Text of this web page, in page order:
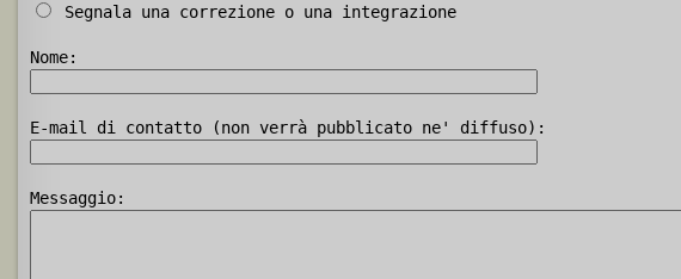
Segnala una correzione o una integrazione
Nome:
E-mail di contatto (non verrà pubblicato ne' diffuso):
Messaggio: